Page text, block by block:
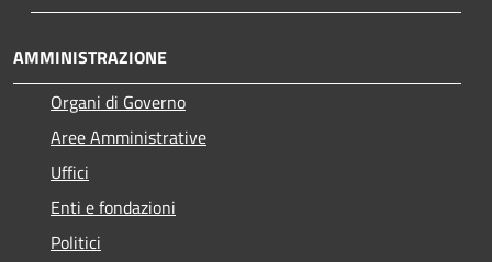
AMMINISTRAZIONE
Organi di Governo
Aree Amministrative
Uffici
Enti e fondazioni
Politici